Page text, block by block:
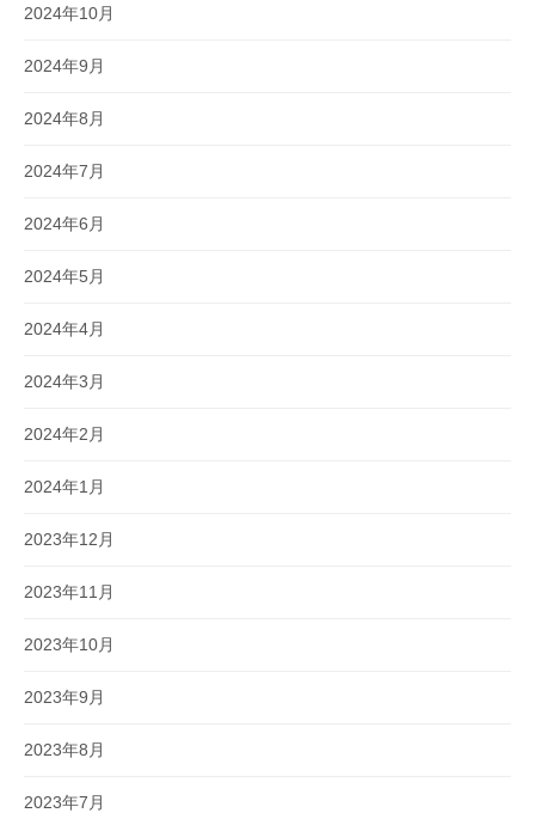
2024年10月
2024年9月
2024年8月
2024年7月
2024年6月
2024年5月
2024年4月
2024年3月
2024年2月
2024年1月
2023年12月
2023年11月
2023年10月
2023年9月
2023年8月
2023年7月